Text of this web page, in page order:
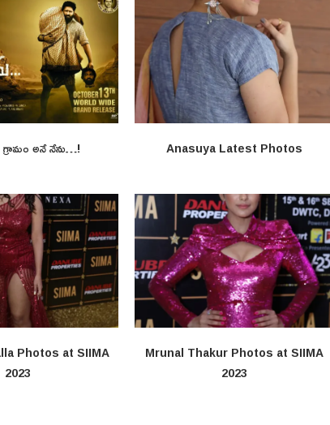
అనే నేను…! Anasuya Latest Photos
Photos at SIIMA
2023
Mrunal Thakur Photos at SIIMA
2023